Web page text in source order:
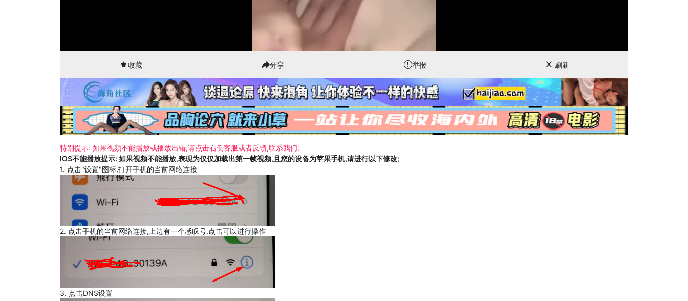
收藏 分享 举报 刷新
特别提示: 如果视频不能播放或播放出错,请点击右侧客服或者反馈,联系我们;
IOS不能播放提示: 如果视频不能播放,表现为仅仅加载出第一帧视频,且您的设备为苹果手机,请进行以下修改;
1. 点击"设置"图标,打开手机的当前网络连接
2. 点击手机的当前网络连接,上边有一个感叹号,点击可以进行操作
3. 点击DNS设置